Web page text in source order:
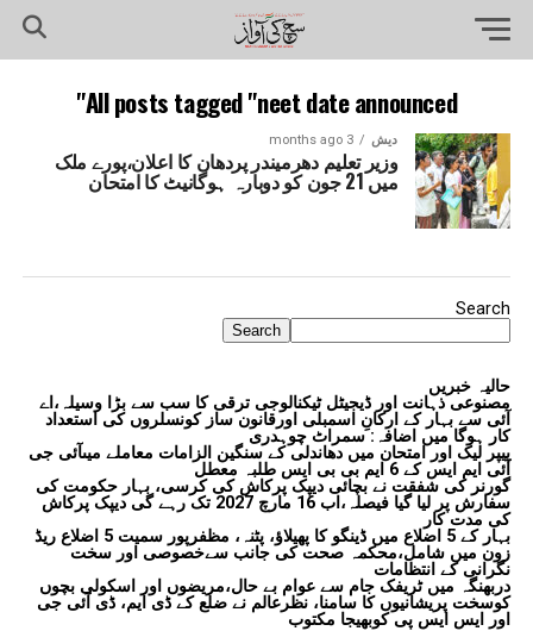
All posts tagged "neet date announced"
دیش 3 months ago
وزیر تعلیم دھرمیندر پردھان کا اعلان،پورے ملک
میں 21 جون کو دوبارہ ہوگانیٹ کا امتحان
Search
Search
حالیہ خبریں
مصنوعی ذہانت اور ڈیجیٹل ٹیکنالوجی ترقی کا سب سے بڑا وسیلہ،اے
آئی سے بہار کے ارکانِ اسمبلی اورقانون ساز کونسلروں کی استعداد
کار ہوگا میں اضافہ: سمراٹ چوہدری
پیپر لیک اور امتحان میں دھاندلی کے سنگین الزامات معاملے میںآئی جی
آئی ایم ایس کے 6 ایم بی بی ایس طلبہ معطل
گورنر کی شفقت نے بچائی دیپک پرکاش کی کرسی، بہار حکومت کی
سفارش پر لیا گیا فیصلہ،اب 16 مارچ 2027 تک رہے گی دیپک پرکاش
کی مدت کار
بہار کے 5 اضلاع میں ڈینگو کا پھیلاؤ، پٹنہ، مظفرپور سمیت 5 اضلاع ریڈ
زون میں شامل،محکمہ صحت کی جانب سےخصوصی اور سخت
نگرانی کے انتظامات
دربھنگہ میں ٹریفک جام سے عوام بے حال،مریضوں اور اسکولی بچوں
کوسخت پریشانیوں کا سامنا، نظرعالم نے ضلع کے ڈی ایم، ڈی آئی جی
اور ایس ایس پی کوبھیجا مکتوب